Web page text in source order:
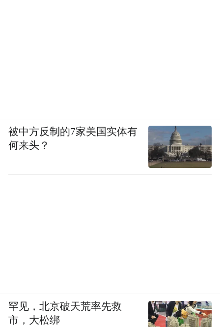
被中方反制的7家美国实体有
何来头？
罕见，北京破天荒率先救
市，大松绑